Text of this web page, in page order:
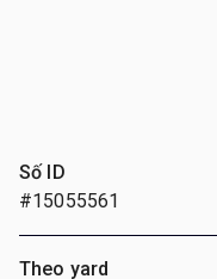
Số ID
#15055561
Theo yard